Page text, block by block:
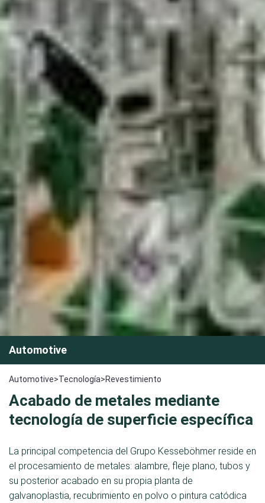
Automotive
Automotive>Tecnología>Revestimiento
Acabado de metales mediante
tecnología de superficie específica
La principal competencia del Grupo Kesseböhmer reside en
el procesamiento de metales: alambre, fleje plano, tubos y
su posterior acabado en su propia planta de
galvanoplastia, recubrimiento en polvo o pintura catódica